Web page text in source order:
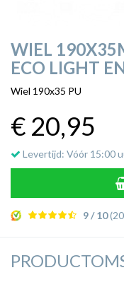
WIEL
ECO LIGHT
Wiel 190x35 PU
€ 20,95
Levertijd: Vóór 15:00
9 / 10